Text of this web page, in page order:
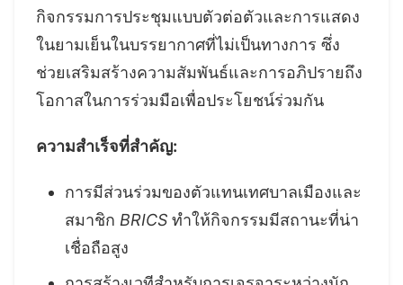
กิจกรรมการประชุมแบบตัวต่อตัวและการแสดง
ในยามเย็นในบรรยากาศที่ไม่เป็นทางการ ซึ่ง
ช่วยเสริมสร้างความสัมพันธ์และการอภิปรายถึง
โอกาสในการร่วมมือเพื่อประโยชน์ร่วมกัน
ความสำเร็จที่สำคัญ:
การมีส่วนร่วมของตัวแทนเทศบาลเมืองและ
สมาชิก BRICS ทำให้กิจกรรมมีสถานะที่น่า
เชื่อถือสูง